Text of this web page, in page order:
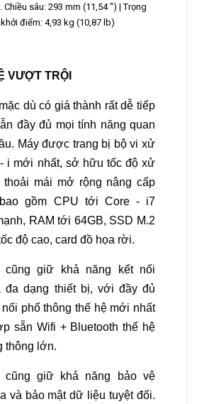
Chiều sâu: 293 mm (11,54 ") | Trọng
điểm: 4,93 kg (10,87 lb)
VƯỢT TRỘI
dù có giá thành rất dễ tiếp
đầy đủ mọi tính năng quan
Máy được trang bị bộ vi xử
- i mới nhất, sở hữu tốc độ xử
thoải mái mở rộng nâng cấp
gồm CPU tới Core - i7
RAM tới 64GB, SSD M.2
độ cao, card đồ họa rời.
cũng giữ khả năng kết nối
đa dạng thiết bị, với đầy đủ
phổ thông thế hệ mới nhất
sẵn Wifi + Bluetooth thế hệ
thông lớn.
cũng giữ khả năng bảo vệ
và bảo mật dữ liệu tuyệt đối.